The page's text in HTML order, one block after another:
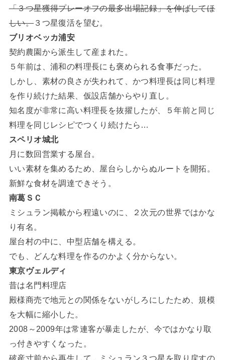
「３つ星獲得プレーオフの最多出場記録」を伸ばしてほ
しい。３つ星復活を望む。
ブリオベッカ浦安
契約農園から派生して産まれた。
５年前は、浦和の料理長にも褒められる食事だった。
しかし、素材の良さが失われて、かつ料理長は同じ料理
を作り続けた結果、仮設店舗からやり直し。
知名度が非常に高い料理長を抜擢したが、５年前と同じ
料理を同じレシピでつくり続けたら…
スペリオ城北
月に数回営業する屋台。
いい素材を集めるため、屋台らしからぬルートを開拓。
新鮮な食材を調達できそう。
南葛ＳＣ
ミシュラン掲載から程遠いのに、２次元の世界ではかな
り有名。
屋台村の中に、中型店舗を構える。
でも、どんな料理を作るのかよく分からない。
東京ヴェルディ
昔は名門料理店
殿様商売で地元との関係をないがしろにしたため、規模
を大幅に縮小した。
2008～2009年は常連客が暴走したが、今ではかなり取
っ付きやすくなった。
破産寸前から再生して、ミシュラン３つ星を取り戻すの